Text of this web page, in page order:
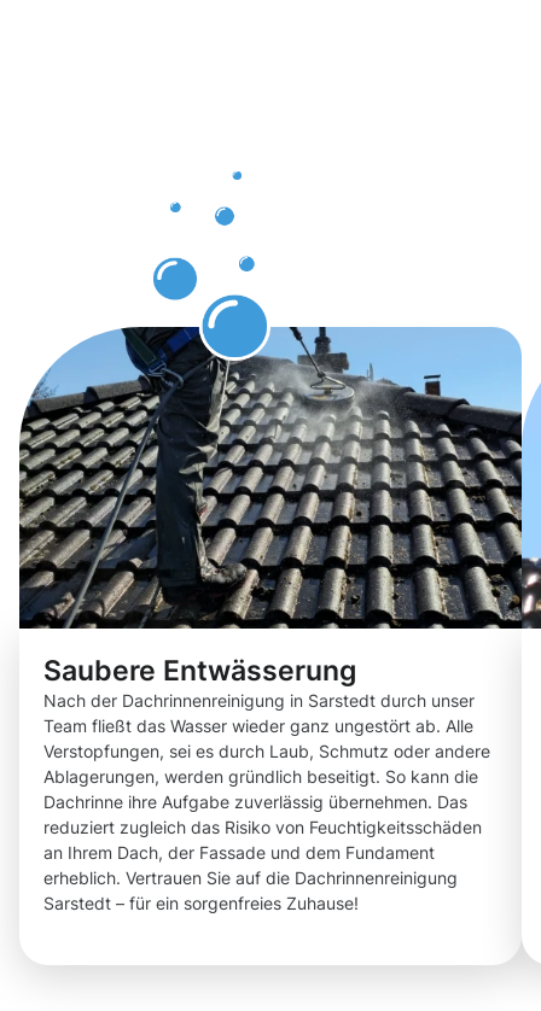
Saubere Entwässerung
Nach der Dachrinnenreinigung in Sarstedt durch unser
Team fließt das Wasser wieder ganz ungestört ab. Alle
Verstopfungen, sei es durch Laub, Schmutz oder andere
Ablagerungen, werden gründlich beseitigt. So kann die
Dachrinne ihre Aufgabe zuverlässig übernehmen. Das
reduziert zugleich das Risiko von Feuchtigkeitsschäden
an Ihrem Dach, der Fassade und dem Fundament
erheblich. Vertrauen Sie auf die Dachrinnenreinigung
Sarstedt – für ein sorgenfreies Zuhause!